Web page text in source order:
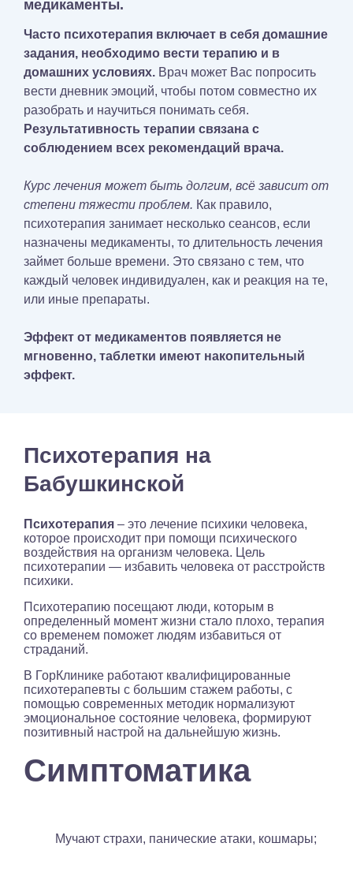
медикаменты.
Часто психотерапия включает в себя домашние
задания, необходимо вести терапию и в
домашних условиях. Врач может Вас попросить
вести дневник эмоций, чтобы потом совместно их
разобрать и научиться понимать себя.
Результативность терапии связана с
соблюдением всех рекомендаций врача.
Курс лечения может быть долгим, всё зависит от
степени тяжести проблем. Как правило,
психотерапия занимает несколько сеансов, если
назначены медикаменты, то длительность лечения
займет больше времени. Это связано с тем, что
каждый человек индивидуален, как и реакция на те,
или иные препараты.
Эффект от медикаментов появляется не
мгновенно, таблетки имеют накопительный
эффект.
Психотерапия на
Бабушкинской
Психотерапия – это лечение психики человека,
которое происходит при помощи психического
воздействия на организм человека. Цель
психотерапии — избавить человека от расстройств
психики.
Психотерапию посещают люди, которым в
определенный момент жизни стало плохо, терапия
со временем поможет людям избавиться от
страданий.
В ГорКлинике работают квалифицированные
психотерапевты с большим стажем работы, с
помощью современных методик нормализуют
эмоциональное состояние человека, формируют
позитивный настрой на дальнейшую жизнь.
Симптоматика
Мучают страхи, панические атаки, кошмары;